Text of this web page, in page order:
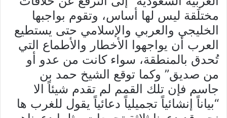
مختلَقة ليس لها أساس، وتقوم بواجبها
الخليجي والعربي والإسلامي حتى يستطيع
العرب أن يواجهوا الأخطار والأطماع التي
تُحدق بالمنطقة، سواء كانت من عدو أو
من صديق” وكما توقع الشيخ حمد بن
جاسم فإن تلك القمم لم تقدم شيئاً الا
“بياناً إنشائياً تجميلياً دعائياً يقول للغرب ها